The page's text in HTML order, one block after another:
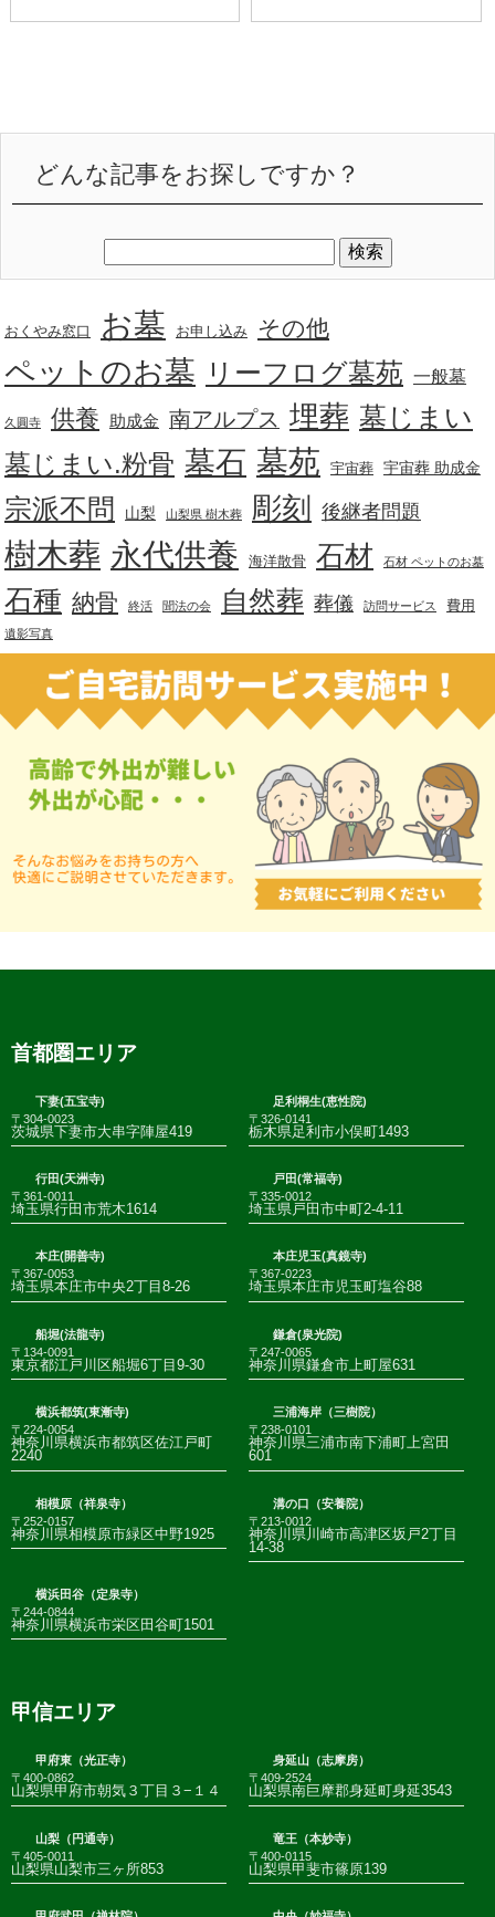
どんな記事をお探しですか？
おくやみ窓口 お墓 お申し込み その他
ペットのお墓 リーフログ墓苑 一般墓
久圓寺 供養 助成金 南アルプス 埋葬 墓じまい
墓じまい.粉骨 墓石 墓苑 宇宙葬 宇宙葬 助成金
宗派不問 山梨 山梨県 樹木葬 彫刻 後継者問題
樹木葬 永代供養 海洋散骨 石材 石材 ペットのお墓
石種 納骨 終活 聞法の会 自然葬 葬儀 訪問サービス 費用
遺影写真
首都圏エリア
下妻(五宝寺)
〒304-0023
茨城県下妻市大串字陣屋419
足利桐生(恵性院)
〒326-0141
栃木県足利市小俣町1493
行田(天洲寺)
〒361-0011
埼玉県行田市荒木1614
戸田(常福寺)
〒335-0012
埼玉県戸田市中町2-4-11
本庄(開善寺)
〒367-0053
埼玉県本庄市中央2丁目8-26
本庄児玉(真鏡寺)
〒367-0223
埼玉県本庄市児玉町塩谷88
船堀(法龍寺)
〒134-0091
東京都江戸川区船堀6丁目9-30
鎌倉(泉光院)
〒247-0065
神奈川県鎌倉市上町屋631
横浜都筑(東漸寺)
〒224-0054
神奈川県横浜市都筑区佐江戸町
2240
三浦海岸（三樹院）
〒238-0101
神奈川県三浦市南下浦町上宮田
601
相模原（祥泉寺）
〒252-0157
神奈川県相模原市緑区中野1925
溝の口（安養院）
〒213-0012
神奈川県川崎市高津区坂戸2丁目
14-38
横浜田谷（定泉寺）
〒244-0844
神奈川県横浜市栄区田谷町1501
甲信エリア
甲府東（光正寺）
〒400-0862
山梨県甲府市朝気３丁目３−１４
身延山（志摩房）
〒409-2524
山梨県南巨摩郡身延町身延3543
山梨（円通寺）
〒405-0011
山梨県山梨市三ヶ所853
竜王（本妙寺）
〒400-0115
山梨県甲斐市篠原139